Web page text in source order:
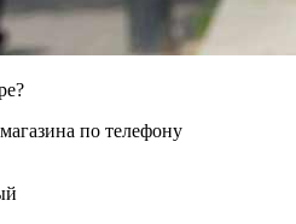
по телефону